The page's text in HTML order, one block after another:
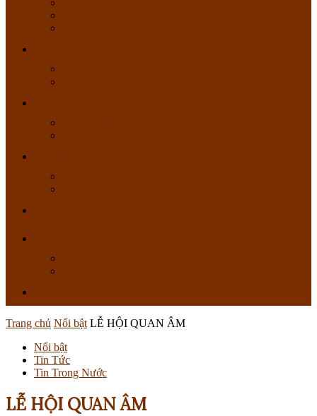
Trang chủ Nổi bật LỄ HỘI QUAN ÂM
Nổi bật
Tin Tức
Tin Trong Nước
LỄ HỘI QUAN ÂM